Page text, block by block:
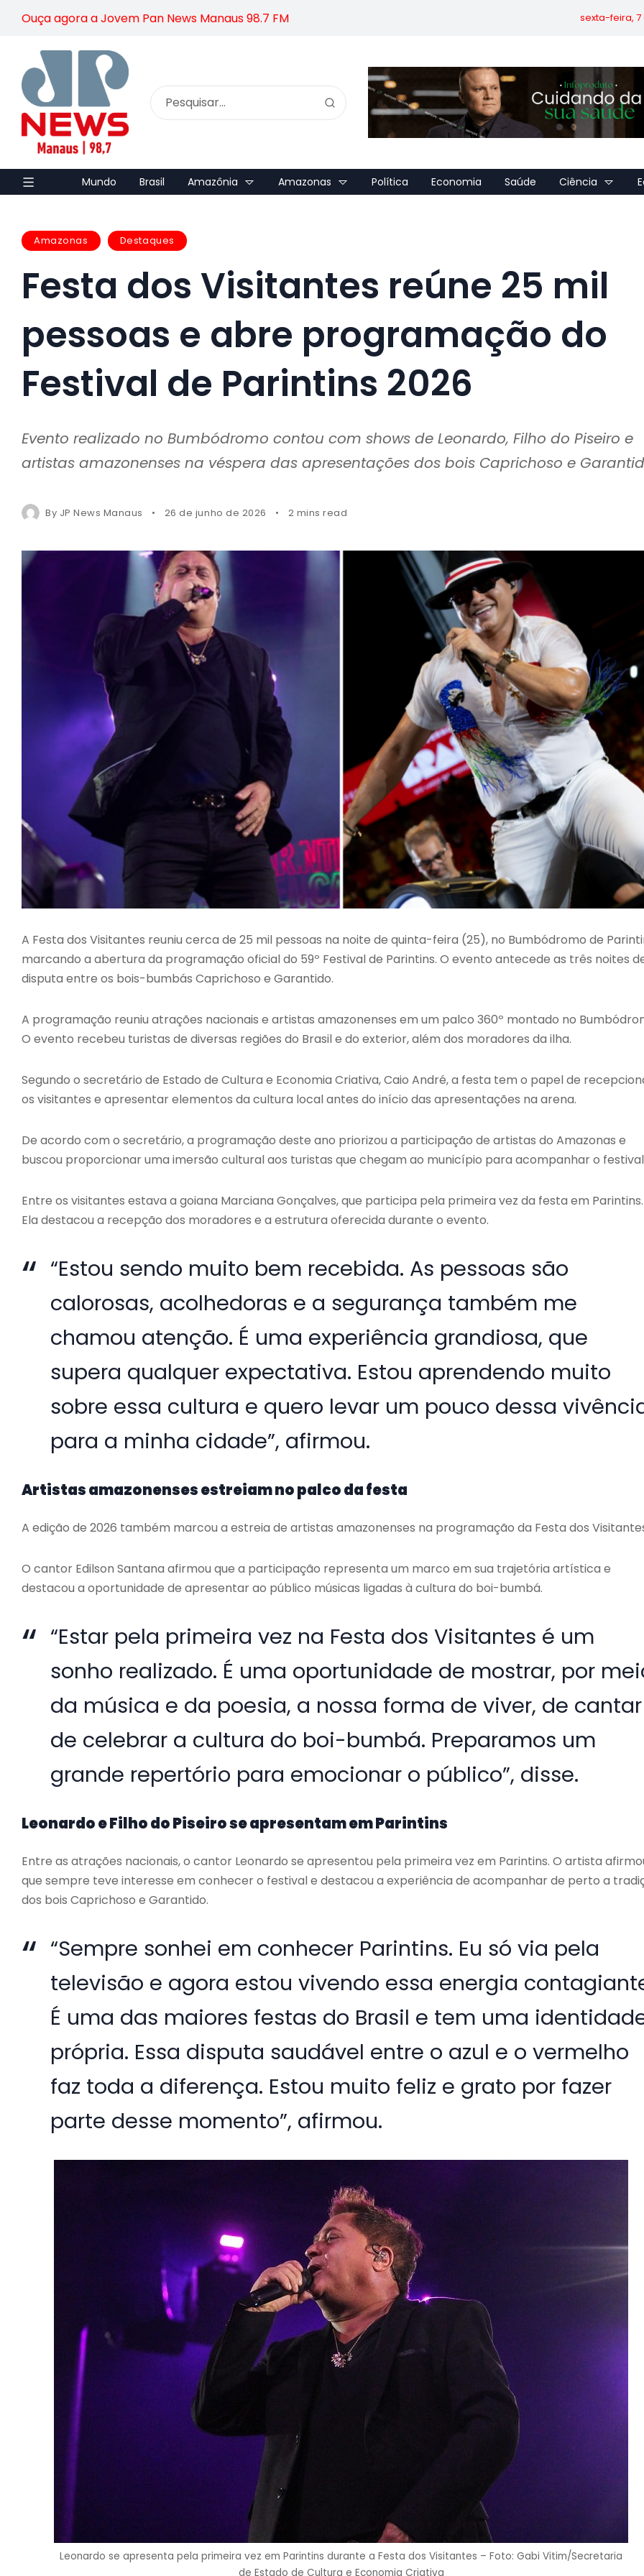
Ouça agora a Jovem Pan News Manaus 98.7 FM sexta-feira, 7
Mundo Brasil Amazônia Amazonas Política Economia Saúde Ciência
Amazonas Destaques
Festa dos Visitantes reúne 25 mil
pessoas e abre programação do
Festival de Parintins 2026
Evento realizado no Bumbódromo contou com shows de Leonardo, Filho do Piseiro e
artistas amazonenses na véspera das apresentações dos bois Caprichoso e
By JP News Manaus 26 de junho de 2026 2 mins read
A Festa dos Visitantes reuniu cerca de 25 mil pessoas na noite de quinta-feira (25), no Bumbódromo de
marcando a abertura da programação oficial do 59º Festival de Parintins. O evento antecede as três noites
disputa entre os bois-bumbás Caprichoso e Garantido.
A programação reuniu atrações nacionais e artistas amazonenses em um palco 360º montado no
O evento recebeu turistas de diversas regiões do Brasil e do exterior, além dos moradores da ilha.
Segundo o secretário de Estado de Cultura e Economia Criativa, Caio André, a festa tem o papel de
os visitantes e apresentar elementos da cultura local antes do início das apresentações na arena.
De acordo com o secretário, a programação deste ano priorizou a participação de artistas do Amazonas e
buscou proporcionar uma imersão cultural aos turistas que chegam ao município para acompanhar o
Entre os visitantes estava a goiana Marciana Gonçalves, que participa pela primeira vez da festa em Parintins.
Ela destacou a recepção dos moradores e a estrutura oferecida durante o evento.
“Estou sendo muito bem recebida. As pessoas são
calorosas, acolhedoras e a segurança também me
chamou atenção. É uma experiência grandiosa, que
supera qualquer expectativa. Estou aprendendo muito
sobre essa cultura e quero levar um pouco dessa
para a minha cidade”, afirmou.
Artistas amazonenses estreiam no palco da festa
A edição de 2026 também marcou a estreia de artistas amazonenses na programação da Festa dos
O cantor Edilson Santana afirmou que a participação representa um marco em sua trajetória artística e
destacou a oportunidade de apresentar ao público músicas ligadas à cultura do boi-bumbá.
“Estar pela primeira vez na Festa dos Visitantes é um
sonho realizado. É uma oportunidade de mostrar, por
da música e da poesia, a nossa forma de viver, de
de celebrar a cultura do boi-bumbá. Preparamos um
grande repertório para emocionar o público”, disse.
Leonardo e Filho do Piseiro se apresentam em Parintins
Entre as atrações nacionais, o cantor Leonardo se apresentou pela primeira vez em Parintins. O artista
que sempre teve interesse em conhecer o festival e destacou a experiência de acompanhar de perto a
dos bois Caprichoso e Garantido.
“Sempre sonhei em conhecer Parintins. Eu só via pela
televisão e agora estou vivendo essa energia
É uma das maiores festas do Brasil e tem uma
própria. Essa disputa saudável entre o azul e o vermelho
faz toda a diferença. Estou muito feliz e grato por fazer
parte desse momento”, afirmou.
Leonardo se apresenta pela primeira vez em Parintins durante a Festa dos Visitantes – Foto: Gabi Vitim/Secretaria
de Estado de Cultura e Economia Criativa